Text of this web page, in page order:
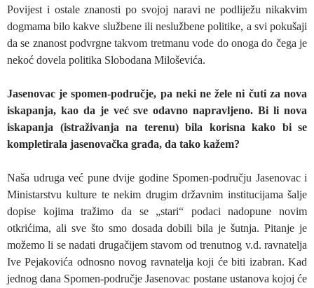
Povijest i ostale znanosti po svojoj naravi ne podliježu nikakvim
dogmama bilo kakve službene ili neslužbene politike, a svi pokušaji
da se znanost podvrgne takvom tretmanu vode do onoga do čega je
nekoć dovela politika Slobodana Miloševića.
Jasenovac je spomen-područje, pa neki ne žele ni čuti za nova
iskapanja, kao da je već sve odavno napravljeno. Bi li nova
iskapanja (istraživanja na terenu) bila korisna kako bi se
kompletirala jasenovačka građa, da tako kažem?
Naša udruga već pune dvije godine Spomen-području Jasenovac i
Ministarstvu kulture te nekim drugim državnim institucijama šalje
dopise kojima tražimo da se „stari“ podaci nadopune novim
otkrićima, ali sve što smo dosada dobili bila je šutnja. Pitanje je
možemo li se nadati drugačijem stavom od trenutnog v.d. ravnatelja
Ive Pejakovića odnosno novog ravnatelja koji će biti izabran. Kad
jednog dana Spomen-područje Jasenovac postane ustanova kojoj će